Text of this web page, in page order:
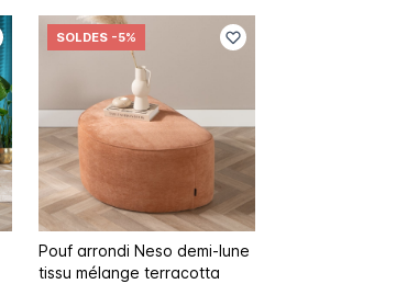
SOLDES -5%
Pouf arrondi Neso demi-lune
tissu mélange terracotta